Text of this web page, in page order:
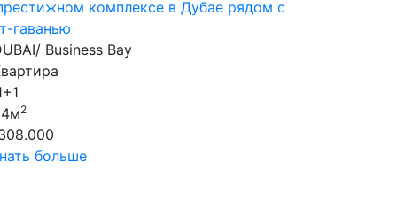
комплексе в Дубае рядом с
гаванью
Business Bay
2
больше